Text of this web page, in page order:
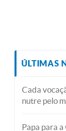
ÚLTIMAS
Cada
nutre pelo
Papa para